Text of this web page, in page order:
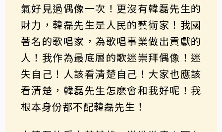
氣好見過偶像一次！更沒有韓磊先生的
財力，韓磊先生是人民的藝術家！我國
著名的歌唱家，為歌唱事業做出貢獻的
人！我作為最底層的歌迷崇拜偶像！迷
失自己！人該看清楚自己！大家也應該
看清楚，韓磊先生怎麽會和我好呢！我
根本身份都不配韓磊先生！